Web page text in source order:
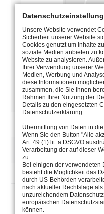
BESCHREIBUNG
ARTIKELNUMMER
Unsere Website verwendet
Sicherheit unserer Website
Cookies genutzt um Inhalte
soziale Medien anbieten zu
Website zu analysieren.
Ihrer Verwendung unserer
Medien, Werbung und
diese Informationen
zusammen, die Sie ihnen
Rahmen Ihrer Nutzung der
Details zu den eingesetzten
Datenschutzerklärung.
Übermittlung von Daten in die
Wenn Sie den Button "Alle
Art. 49 (1) lit. a DSGVO
Verarbeitung der auf dieser
zu.
Bei einigen der verwendeten
besteht die Möglichkeit das
durch US-Behörden
nach aktueller Rechtslage
unzureichendem
europäischen
können.